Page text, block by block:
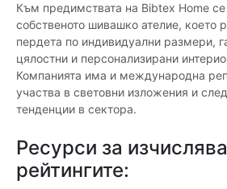
Към предимствата на Bibtex Home
собственото шивашко ателие, което
пердета по индивидуални размери,
цялостни и персонализирани
Компанията има и международна
участва в световни изложения и
тенденции в сектора.
Ресурси за
рейтингите: